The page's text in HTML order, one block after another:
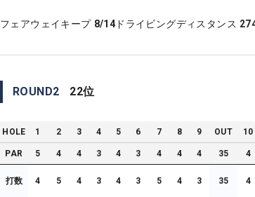
フェアウェイキープ 8/14 ドライビングディスタンス
ROUND2 22位
HOLE 1 2 3 4 5 6 7 8 9 OUT 10
PAR 5 4 4 3 4 3 4 4 4 35 4
打数 4 5 4 3 4 3 5 4 3 35 4